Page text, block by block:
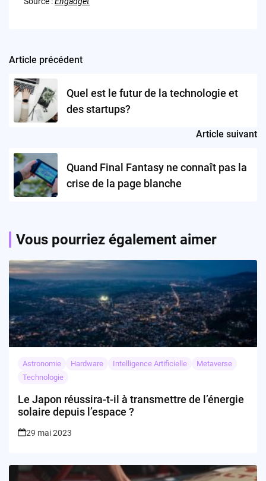
Post
navigation
Article précédent
Quel est le futur de la technologie et
des startups?
Article suivant
Quand Final Fantasy ne connaît pas la
crise de la page blanche
Vous pourriez également aimer
Astronomie Hardware Intelligence Artificielle
Metaverse
Technologie
Le Japon réussira-t-il à transmettre de l’énergie
solaire depuis l’espace ?
29 mai 2023